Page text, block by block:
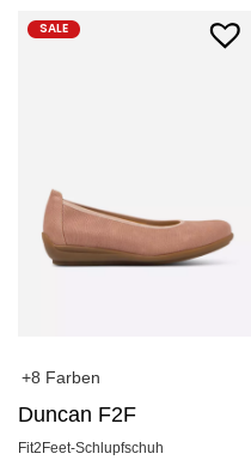
SALE
+8 Farben
Duncan F2F
Fit2Feet-Schlupfschuh